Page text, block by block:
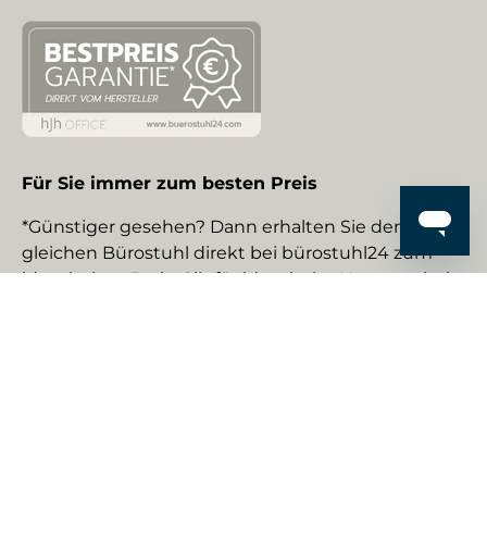
Für Sie immer zum besten Preis
*Günstiger gesehen? Dann erhalten Sie den
gleichen Bürostuhl direkt bei bürostuhl24 zum
identischen Preis. Gilt für identische Neuware bei